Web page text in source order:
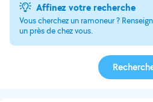
Affinez votre recherche
Vous cherchez un ramoneur ?
un près de chez vous.